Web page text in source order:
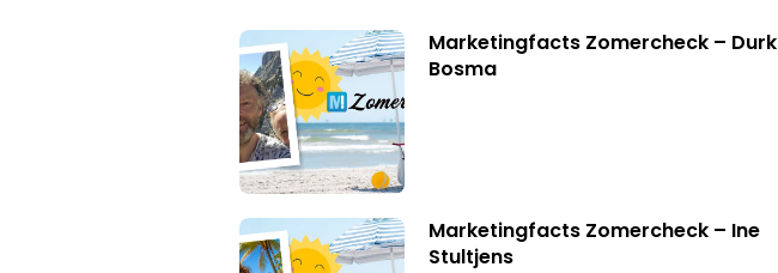
Marketingfacts Zomercheck – Durk
Bosma
Marketingfacts Zomercheck – Ine
Stultjens